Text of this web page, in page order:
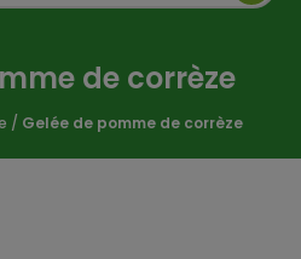
de corrèze
/ Gelée de pomme de corrèze